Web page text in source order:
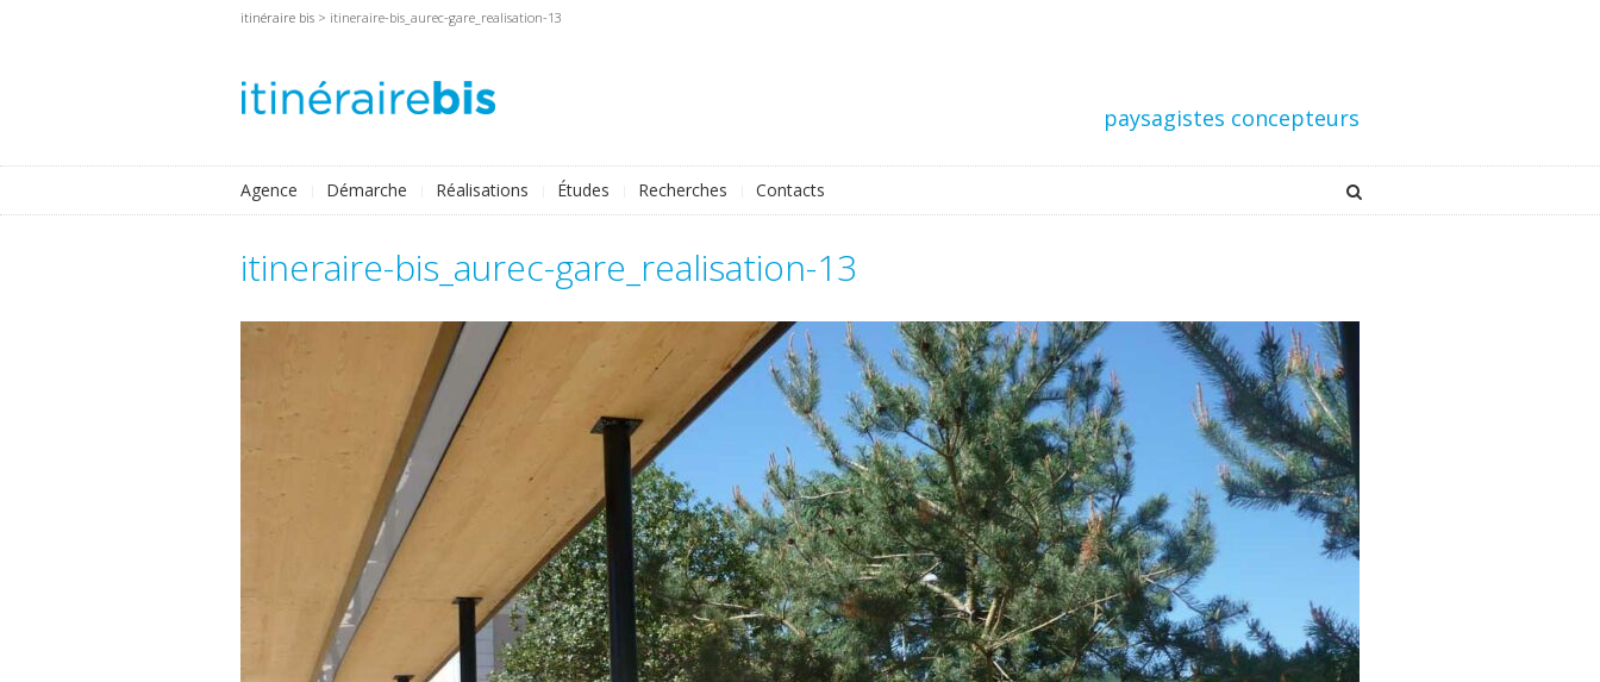
itinéraire bis > itineraire-bis_aurec-gare_realisation-13
paysagistes concepteurs
Agence Démarche Réalisations Études Recherches Contacts
itineraire-bis_aurec-gare_realisation-13